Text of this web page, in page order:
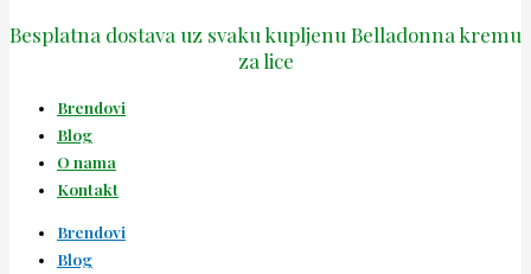
Besplatna dostava uz svaku kupljenu Belladonna kremu
za lice
Brendovi
Blog
O nama
Kontakt
Brendovi
Blog